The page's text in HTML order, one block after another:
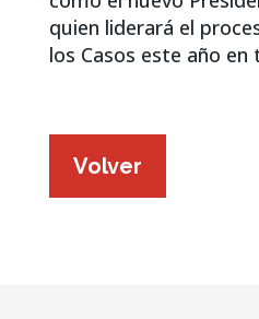
quien liderará el
los Casos este año en
Volver